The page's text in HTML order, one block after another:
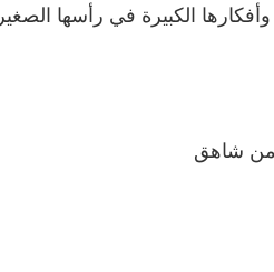
الكبيرة في رأسها الصغير
من شاهق